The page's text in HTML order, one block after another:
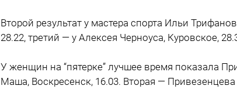
Второй результат у мастера спорта Ильи
28.22, третий — у Алексея Черноуса, Куровское,
У женщин на “пятерке” лучшее время показала
Маша, Воскресенск, 16.03. Вторая —